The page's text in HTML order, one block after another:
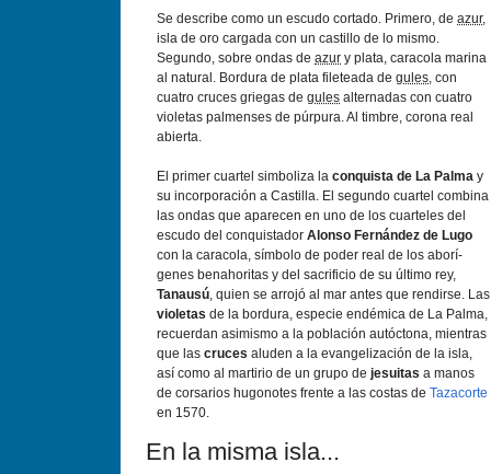
Se describe como un escudo cortado. Primero, de azur,
isla de oro cargada con un castillo de lo mismo.
Segundo, sobre ondas de azur y plata, caracola marina
al natural. Bordura de plata fileteada de gules, con
cuatro cruces griegas de gules alternadas con cuatro
violetas palmenses de púrpura. Al timbre, corona real
abierta.
El primer cuartel simboliza la conquista de La Palma y
su incorporación a Castilla. El segundo cuartel combina
las ondas que aparecen en uno de los cuarteles del
escudo del conquistador Alonso Fernández de Lugo
con la caracola, sí­mbolo de poder real de los aborí­
genes benahoritas y del sacrificio de su último rey,
Tanausú, quien se arrojó al mar antes que rendirse. Las
violetas de la bordura, especie endémica de La Palma,
recuerdan asimismo a la población autóctona, mientras
que las cruces aluden a la evangelización de la isla,
así­ como al martirio de un grupo de jesuitas a manos
de corsarios hugonotes frente a las costas de Tazacorte
en 1570.
En la misma isla...